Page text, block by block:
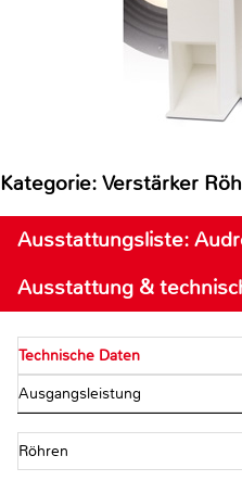
Kategorie: Verstärker
Ausstattungsliste:
Ausstattung &
Technische Daten
Ausgangsleistung
Röhren